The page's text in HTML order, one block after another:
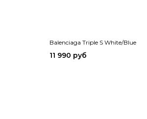
Balenciaga Triple S White/Blue
11 990 руб